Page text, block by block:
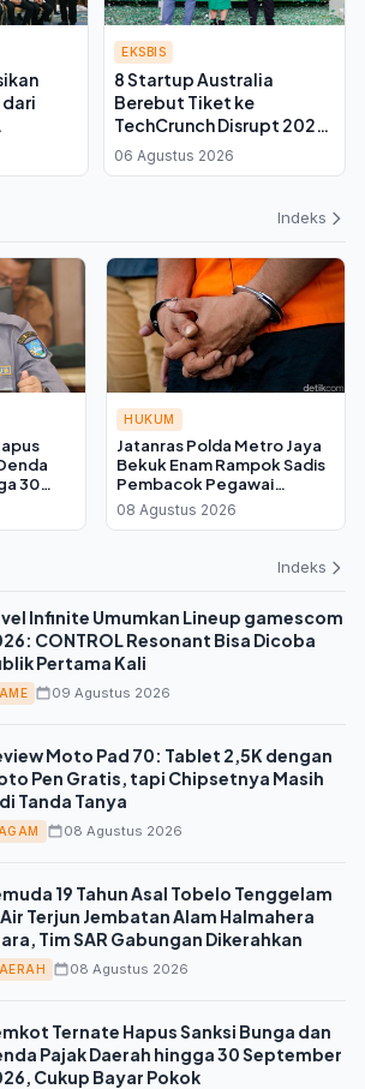
dari
EKSBIS
8 Startup Australia
Berebut Tiket ke
TechCrunch Disrupt 2026
di Sydney
06 Agustus 2026
Indeks
30
HUKUM
Jatanras Polda Metro Jaya
Bekuk Enam Rampok Sadis
Pembacok Pegawai
Koperasi di Cibitung
08 Agustus 2026
Indeks
Infinite Umumkan Lineup gamescom
CONTROL Resonant Bisa Dicoba
Pertama Kali
09 Agustus 2026
Moto Pad 70: Tablet 2,5K dengan
Pen Gratis, tapi Chipsetnya Masih
Tanda Tanya
08 Agustus 2026
19 Tahun Asal Tobelo Tenggelam
Terjun Jembatan Alam Halmahera
Tim SAR Gabungan Dikerahkan
08 Agustus 2026
Ternate Hapus Sanksi Bunga dan
Pajak Daerah hingga 30 September
Cukup Bayar Pokok